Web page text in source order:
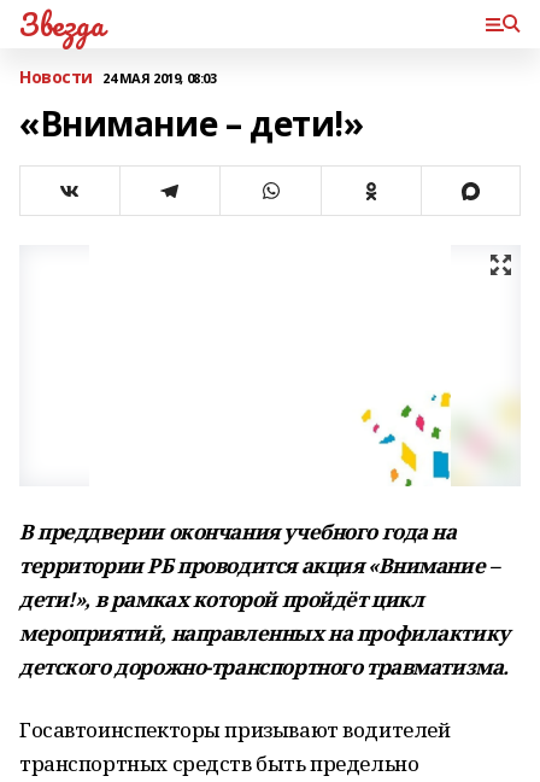
Звезда
Новости 24 МАЯ 2019, 08:03
«Внимание – дети!»
В преддверии окончания учебного года на
территории РБ проводится акция «Внимание –
дети!», в рамках которой пройдёт цикл
мероприятий, направленных на профилактику
детского дорожно-транспортного травматизма.
Госавтоинспекторы призывают водителей
транспортных средств быть предельно